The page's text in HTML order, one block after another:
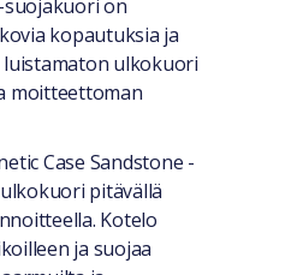
suojakuori on
kopautuksia ja
luistamaton ulkokuori
moitteettoman
Case Sandstone -
pitävällä
Kotelo
ja suojaa